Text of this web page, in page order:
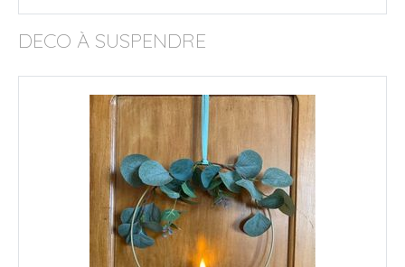
DECO À SUSPENDRE